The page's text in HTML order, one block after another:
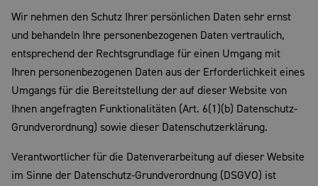
Wir nehmen den Schutz Ihrer persönlichen Daten sehr ernst
und behandeln Ihre personenbezogenen Daten vertraulich,
entsprechend der Rechtsgrundlage für einen Umgang mit
Ihren personenbezogenen Daten aus der Erforderlichkeit eines
Umgangs für die Bereitstellung der auf dieser Website von
Ihnen angefragten Funktionalitäten (Art. 6(1)(b) Datenschutz-
Grundverordnung) sowie dieser Datenschutzerklärung.
Verantwortlicher für die Datenverarbeitung auf dieser Website
im Sinne der Datenschutz-Grundverordnung (DSGVO) ist